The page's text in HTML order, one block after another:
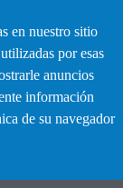
en nuestro sitio
por esas
anuncios
información
de su navegador